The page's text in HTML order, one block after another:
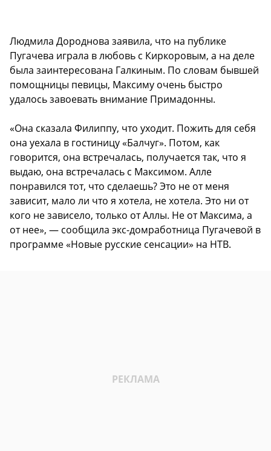
Людмила Дороднова заявила, что на публике
Пугачева играла в любовь с Киркоровым, а на деле
была заинтересована Галкиным. По словам бывшей
помощницы певицы, Максиму очень быстро
удалось завоевать внимание Примадонны.
«Она сказала Филиппу, что уходит. Пожить для себя
она уехала в гостиницу «Балчуг». Потом, как
говорится, она встречалась, получается так, что я
выдаю, она встречалась с Максимом. Алле
понравился тот, что сделаешь? Это не от меня
зависит, мало ли что я хотела, не хотела. Это ни от
кого не зависело, только от Аллы. Не от Максима, а
от нее», — сообщила экс-домработница Пугачевой в
программе «Новые русские сенсации» на НТВ.